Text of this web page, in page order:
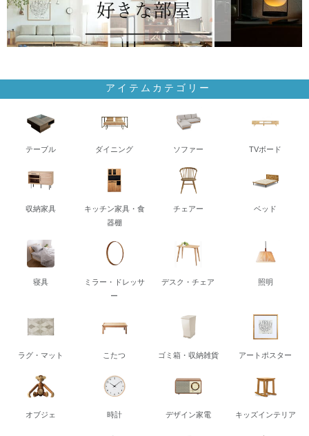
アイテムカテゴリー
テーブル ダイニング ソファー TVボード
収納家具
キッチン家具・食
器棚
チェアー ベッド
寝具
ミラー・ドレッサ
ー
デスク・チェア 照明
ラグ・マット こたつ ゴミ箱・収納雑貨 アートポスター
オブジェ 時計 デザイン家電 キッズインテリア